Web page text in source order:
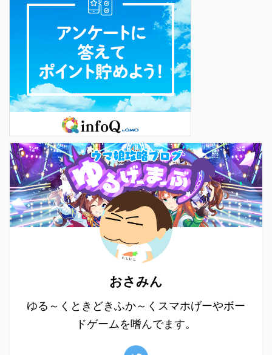
おさみん
ゆる～くときどきふか～くスマホげーやボー
ドゲームを嗜んでます。